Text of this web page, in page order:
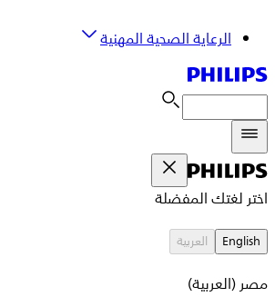
الرعاية الصحية المهنية
اختر لغتك المفضلة
English العربية
مصر (العربية)